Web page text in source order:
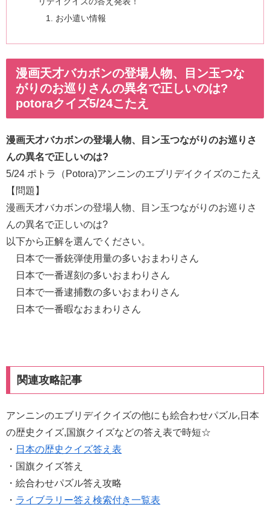
お小遣い情報
漫画天才バカボンの登場人物、目ン玉つな
がりのお巡りさんの異名で正しいのは?
potoraクイズ5/24こたえ
漫画天才バカボンの登場人物、目ン玉つながりのお巡りさ
んの異名で正しいのは?
5/24 ポトラ（Potora)アンニンのエブリデイクイズのこたえ
【問題】
漫画天才バカボンの登場人物、目ン玉つながりのお巡りさ
んの異名で正しいのは?
以下から正解を選んでください。
日本で一番銃弾使用量の多いおまわりさん
日本で一番遅刻の多いおまわりさん
日本で一番逮捕数の多いおまわりさん
日本で一番暇なおまわりさん
関連攻略記事
アンニンのエブリデイクイズの他にも絵合わせパズル,日本
の歴史クイズ,国旗クイズなどの答え表で時短☆
・ 日本の歴史クイズ答え表
・国旗クイズ答え
・絵合わせパズル答え攻略
・ ライブラリー答え検索付き一覧表